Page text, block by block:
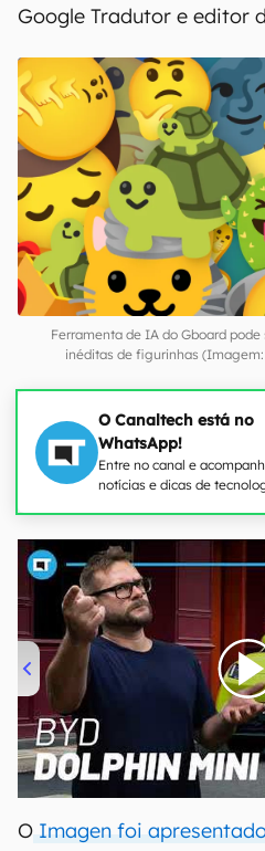
Google Tradutor e editor
Ferramenta de IA do Gboard
inéditas de figurinhas
O Canaltech está no
WhatsApp!
Entre no canal e
notícias e dicas de
00:00/04:07
O Imagen foi